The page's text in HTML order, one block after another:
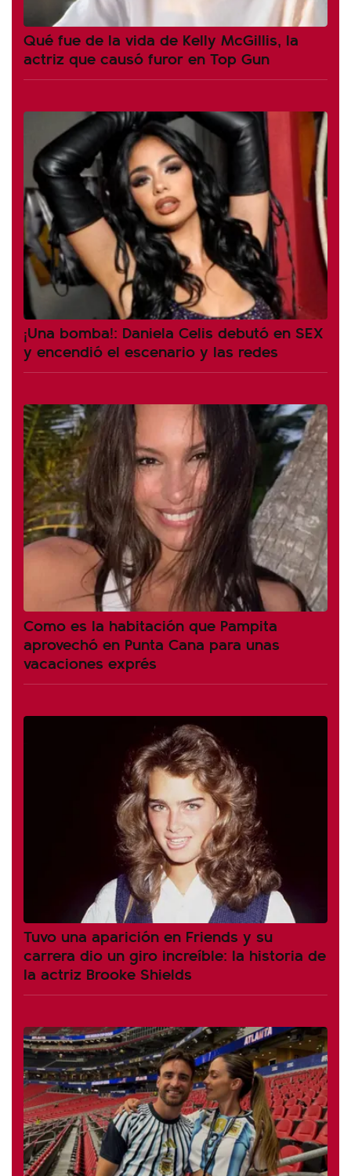
Qué fue de la vida de Kelly McGillis, la
actriz que causó furor en Top Gun
¡Una bomba!: Daniela Celis debutó en SEX
y encendió el escenario y las redes
Como es la habitación que Pampita
aprovechó en Punta Cana para unas
vacaciones exprés
Tuvo una aparición en Friends y su
carrera dio un giro increíble: la historia de
la actriz Brooke Shields